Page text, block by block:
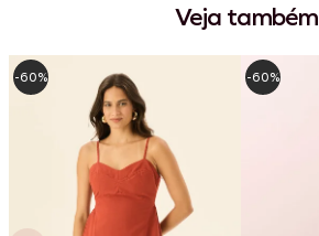
Veja também
-60% -60%